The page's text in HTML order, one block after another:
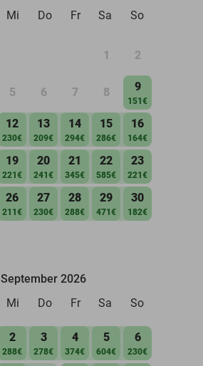
Mi Do Fr Sa So
1 2
5 6 7 8 9
151€
12
230€
13
209€
14
294€
15
286€
16
164€
19
221€
20
241€
21
345€
22
585€
23
221€
26
211€
27
230€
28
288€
29
471€
30
182€
September 2026
Mi Do Fr Sa So
2
288€
3
278€
4
374€
5
604€
6
230€